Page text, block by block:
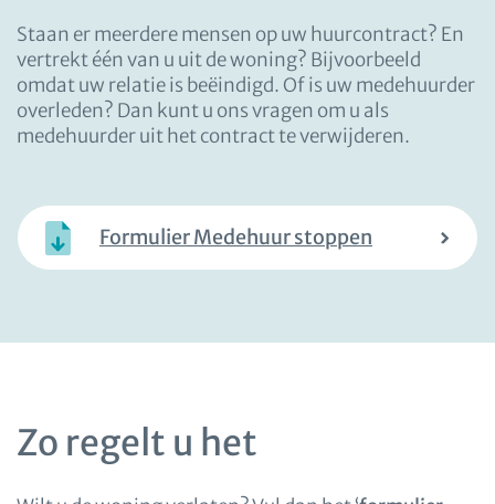
Staan er meerdere mensen op uw huurcontract? En
vertrekt één van u uit de woning? Bijvoorbeeld
omdat uw relatie is beëindigd. Of is uw medehuurder
overleden? Dan kunt u ons vragen om u als
medehuurder uit het contract te verwijderen.
Formulier Medehuur stoppen
Zo regelt u het